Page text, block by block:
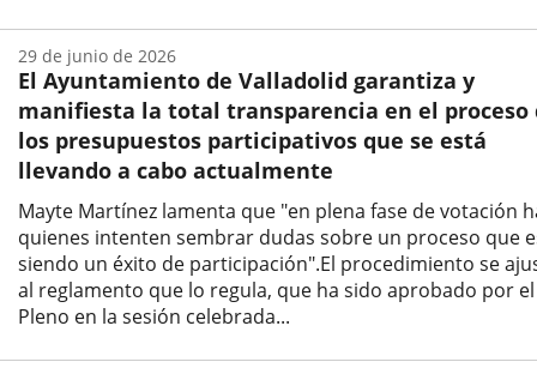
la
noticia
El Ayuntamiento de Valladolid garantiza y
manifiesta la total transparencia en el proceso
los presupuestos participativos que se está
llevando a cabo actualmente
Mayte Martínez lamenta que "en plena fase de votación
quienes intenten sembrar dudas sobre un proceso que
siendo un éxito de participación".El procedimiento se
al reglamento que lo regula, que ha sido aprobado por el
Pleno en la sesión celebrada...
29 de junio de 2026